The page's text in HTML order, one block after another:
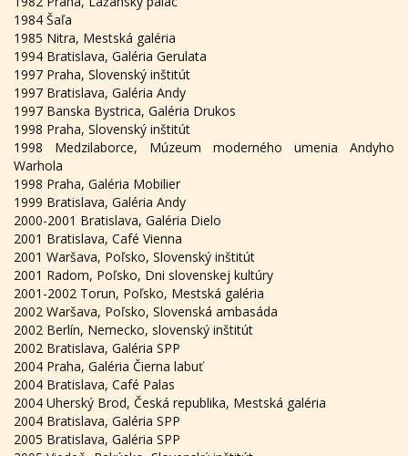
1984 Šaľa
1985 Nitra, Mestská galéria
1994 Bratislava, Galéria Gerulata
1997 Praha, Slovenský inštitút
1997 Bratislava, Galéria Andy
1997 Banska Bystrica, Galéria Drukos
1998 Praha, Slovenský inštitút
1998 Medzilaborce, Múzeum moderného umenia Andyho
Warhola
1998 Praha, Galéria Mobilier
1999 Bratislava, Galéria Andy
2000-2001 Bratislava, Galéria Dielo
2001 Bratislava, Café Vienna
2001 Waršava, Poľsko, Slovenský inštitút
2001 Radom, Poľsko, Dni slovenskej kultúry
2001-2002 Torun, Poľsko, Mestská galéria
2002 Waršava, Poľsko, Slovenská ambasáda
2002 Berlín, Nemecko, slovenský inštitút
2002 Bratislava, Galéria SPP
2004 Praha, Galéria Čierna labuť
2004 Bratislava, Café Palas
2004 Uherský Brod, Česká republika, Mestská galéria
2004 Bratislava, Galéria SPP
2005 Bratislava, Galéria SPP